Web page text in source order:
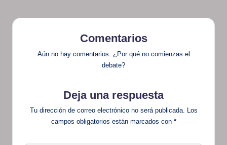
Comentarios
Aún no hay comentarios. ¿Por qué no comienzas el
debate?
Deja una respuesta
Tu dirección de correo electrónico no será publicada. Los
campos obligatorios están marcados con *